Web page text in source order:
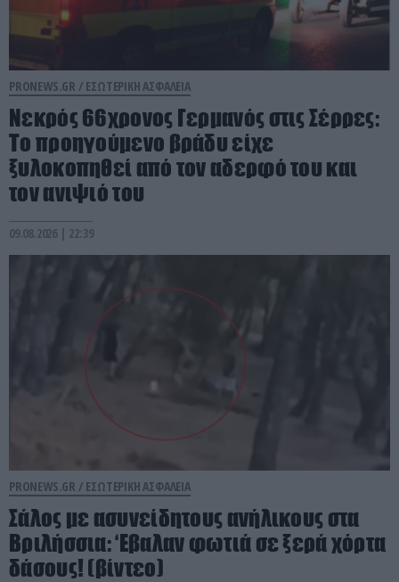
PRONEWS.GR / ΕΣΩΤΕΡΙΚΗ ΑΣΦΑΛΕΙΑ
Νεκρός 66χρονος Γερμανός στις Σέρρες:
To προηγούμενο βράδυ είχε
ξυλοκοπηθεί από τον αδερφό του και
τον ανιψιό του
09.08.2026 | 22:39
PRONEWS.GR / ΕΣΩΤΕΡΙΚΗ ΑΣΦΑΛΕΙΑ
Σάλος με ασυνείδητους ανήλικους στα
Βριλήσσια: ‘Εβαλαν φωτιά σε ξερά χόρτα
δάσους! (βίντεο)